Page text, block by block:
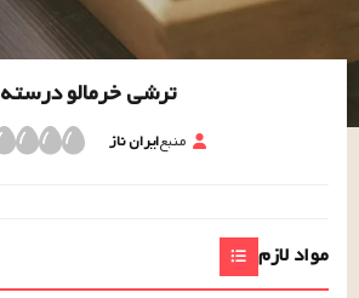
ترشی خرمالو درسته
منبعایران ناز
مواد لازم